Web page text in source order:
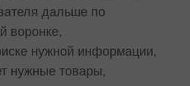
дальше по
воронке,
нужной информации,
нужные товары,